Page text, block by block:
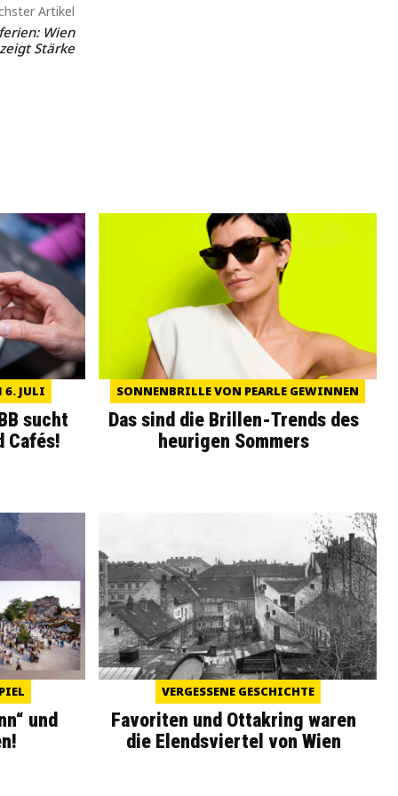
Artikel
Wien
Stärke
6. JULI
sucht
Cafés!
SONNENBRILLE VON PEARLE GEWINNEN
Das sind die Brillen-Trends des
heurigen Sommers
und
VERGESSENE GESCHICHTE
Favoriten und Ottakring waren
die Elendsviertel von Wien